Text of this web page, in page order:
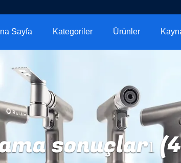
Sayfa Kategoriler Ürünler
sonuçları